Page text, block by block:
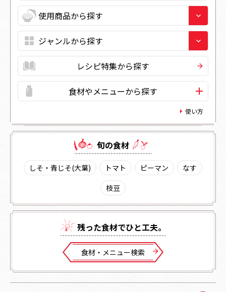
レシピ特集から探す
食材やメニューから探す
使い方
旬の⾷材
しそ・青じそ(大葉) トマト ピーマン
なす
枝豆
残った⾷材でひと⼯夫。
⾷材・メニュー検索